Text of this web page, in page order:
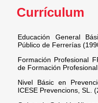
Currículum
Educación General
Público de Ferrerías
Formación Profesional
de Formación Profesional
Nivel Básic en
ICESE Prevencions, SL.